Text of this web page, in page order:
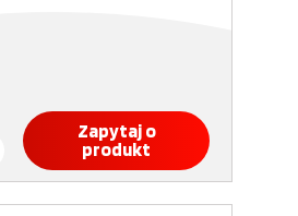
Zapytaj o
produkt